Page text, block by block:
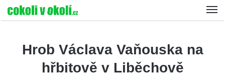
Hrob Václava Vaňouska na
hřbitově v Liběchově